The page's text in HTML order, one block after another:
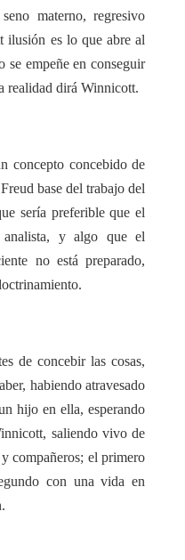
materno, regresivo
ilusión es lo que abre al
se empeñe en conseguir
realidad dirá Winnicott.
concepto concebido de
base del trabajo del
sería preferible que el
analista, y algo que el
no está preparado,
de concebir las cosas,
habiendo atravesado
hijo en ella, esperando
saliendo vivo de
compañeros; el primero
con una vida en